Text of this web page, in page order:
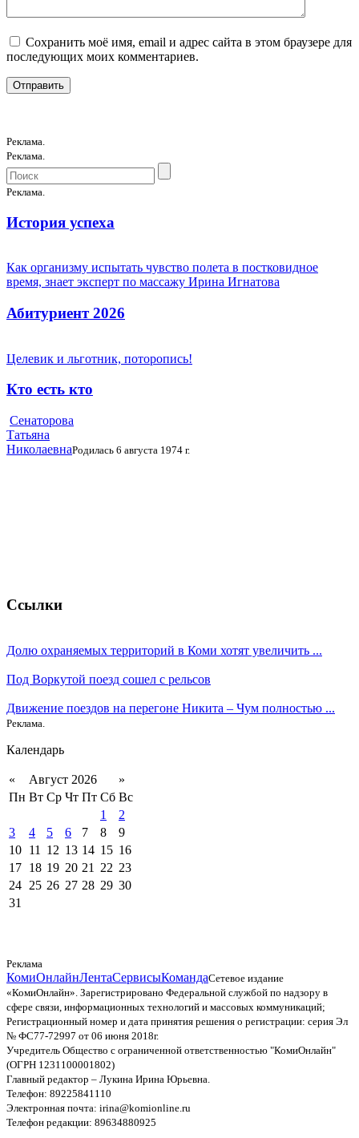
Сохранить моё имя, email и адрес сайта в этом браузере для
последующих моих комментариев.
Реклама.
Реклама.
Реклама.
История успеха
Как организму испытать чувство полета в постковидное
время, знает эксперт по массажу Ирина Игнатова
Абитуриент 2026
Целевик и льготник, поторопись!
Кто есть кто
Сенаторова
Татьяна
НиколаевнаРодилась 6 августа 1974 г.
Ссылки
Долю охраняемых территорий в Коми хотят увеличить ...
Под Воркутой поезд сошел с рельсов
Движение поездов на перегоне Никита – Чум полностью ...
Реклама.
Календарь
« Август 2026
»
Пн Вт Ср Чт Пт Сб Вс
1
2
3
4 5 6 7 8
9
10 11 12 13 14 15 16
17 18 19 20 21 22 23
24 25 26 27 28 29 30
31
Реклама
КомиОнлайнЛентаСервисыКомандаСетевое издание
«КомиОнлайн». Зарегистрировано Федеральной службой по надзору в
сфере связи, информационных технологий и массовых коммуникаций;
Регистрационный номер и дата принятия решения о регистрации: серия Эл
№ ФС77-72997 от 06 июня 2018г.
Учредитель Общество с ограниченной ответственностью "КомиОнлайн"
(ОГРН 1231100001802)
Главный редактор – Лукина Ирина Юрьевна.
Телефон: 89225841110
Электронная почта: irina@komionline.ru
Телефон редакции: 89634880925